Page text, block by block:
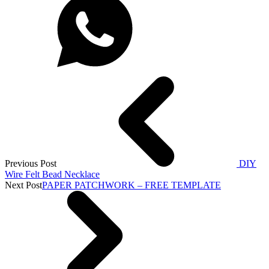
Previous Post
DIY
Wire Felt Bead Necklace
Next PostPAPER PATCHWORK – FREE TEMPLATE